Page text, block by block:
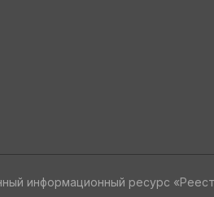
информационный ресурс